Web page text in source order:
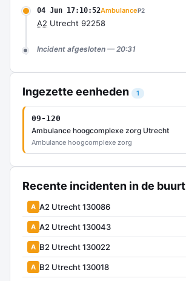
04 Jun 17:10:52AmbulanceP2
A2 Utrecht 92258
Incident afgesloten — 20:31
Ingezette eenheden 1
09-120
Ambulance hoogcomplexe zorg Utrecht
Ambulance hoogcomplexe zorg
Recente incidenten in de buurt
A A2 Utrecht 130086
A A2 Utrecht 130043
A B2 Utrecht 130022
A B2 Utrecht 130018